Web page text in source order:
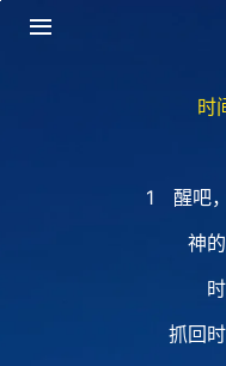
时
1 醒吧，
神
抓回